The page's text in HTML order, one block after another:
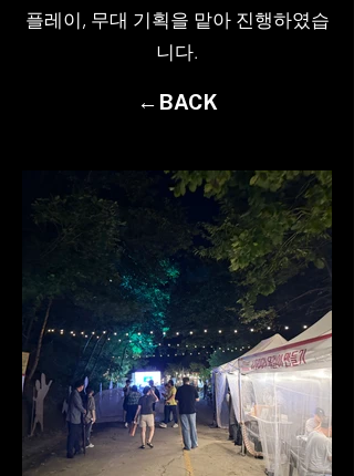
플레이, 무대 기획을 맡아 진행하였습
니다.
←BACK